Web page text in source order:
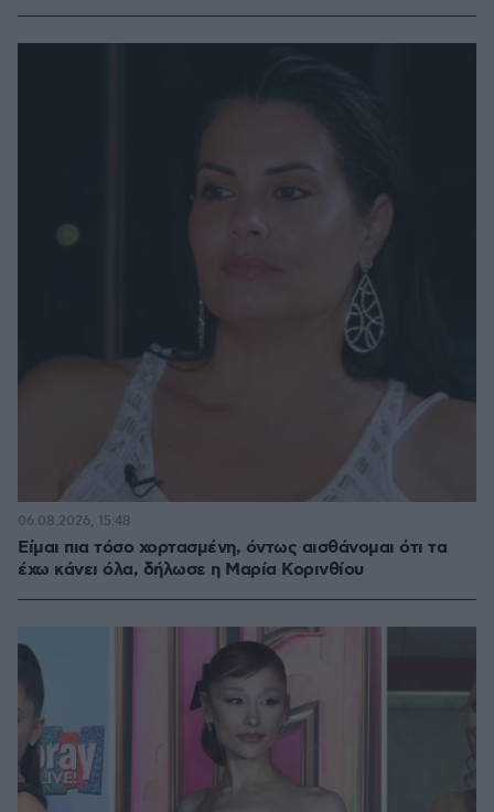
Είμαι πια τόσο χορτασμένη, όντως αισθάνομαι ότι τα
έχω κάνει όλα, δήλωσε η Μαρία Κορινθίου
06.08.2026, 15:48